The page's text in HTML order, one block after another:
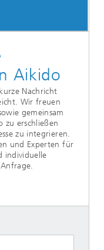
Aikido
Nachricht
Wir freuen
gemeinsam
zu erschließen
zu integrieren.
und Experten für
individuelle